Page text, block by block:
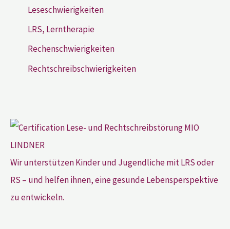
Leseschwierigkeiten
LRS, Lerntherapie
Rechenschwierigkeiten
Rechtschreibschwierigkeiten
Wir unterstützen Kinder und Jugendliche mit LRS oder
RS – und helfen ihnen, eine gesunde Lebensperspektive
zu entwickeln.